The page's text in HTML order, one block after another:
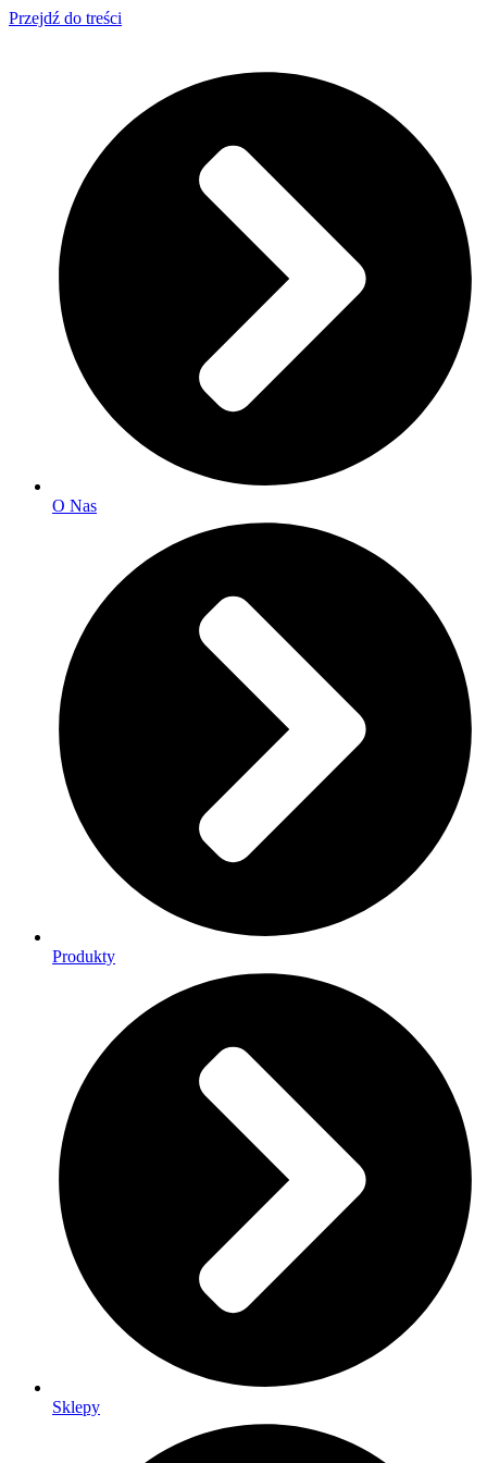
Przejdź do treści
O Nas
Produkty
Sklepy